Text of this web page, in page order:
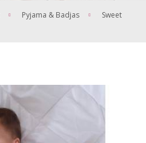
Pyjama & Badjas Sweet